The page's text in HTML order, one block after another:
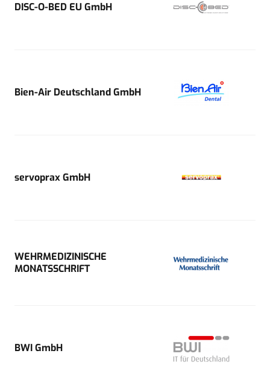
DISC-O-BED EU GmbH
Bien-Air Deutschland GmbH
servoprax GmbH
WEHRMEDIZINISCHE
MONATSSCHRIFT
BWI GmbH